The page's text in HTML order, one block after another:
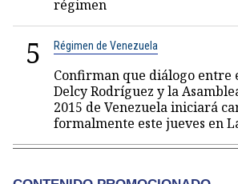
régimen
5 Régimen de Venezuela
Confirman que diálogo entre
Delcy Rodríguez y la
2015 de Venezuela iniciará
formalmente este jueves en